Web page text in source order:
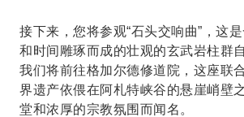
接下来，您将参观“石头交响曲”，这
和时间雕琢而成的壮观的玄武岩柱群
我们将前往格加尔德修道院，这座联
界遗产依偎在阿札特峡谷的悬崖峭壁
堂和浓厚的宗教氛围而闻名。